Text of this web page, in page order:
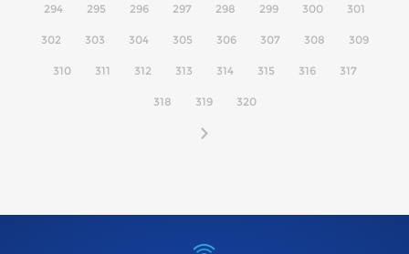
294 295 296 297 298 299 300 301
302 303 304 305 306 307 308 309
310 311 312 313 314 315 316 317
318 319 320